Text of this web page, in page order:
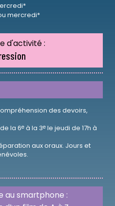
mercredi*
d'activité :
des devoirs,
la 6e à la 3e le jeudi de 17h à
aux oraux. Jours et
au smartphone :